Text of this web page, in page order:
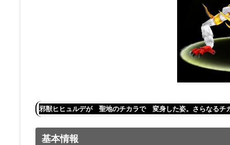
邪獣ヒヒュルデが 聖地のチカラで 変身した姿。さらなるチ
基本情報